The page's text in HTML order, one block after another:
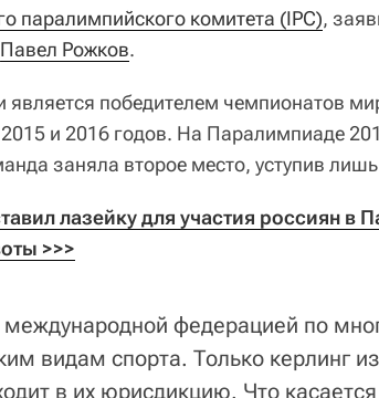
паралимпийского комитета (IPC),
Павел Рожков.
является победителем чемпионатов
и 2016 годов. На Паралимпиаде
заняла второе место, уступив
лазейку для участия россиян в
>>>
международной федерацией по
видам спорта. Только керлинг
в их юрисдикцию. Что